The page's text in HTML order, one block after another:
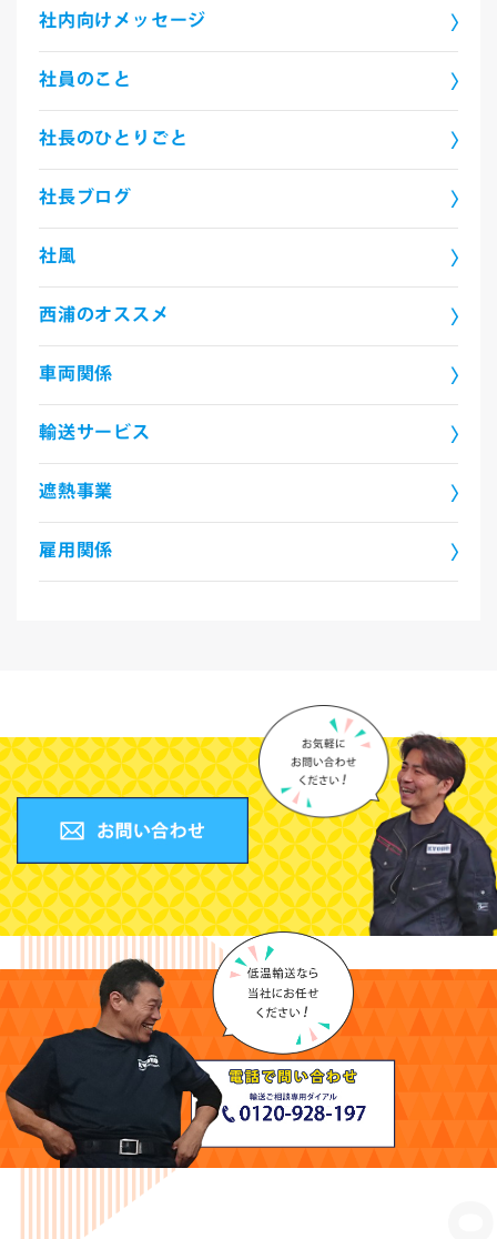
社内向けメッセージ
社員のこと
社長のひとりごと
社長ブログ
社風
西浦のオススメ
車両関係
輸送サービス
遮熱事業
雇用関係